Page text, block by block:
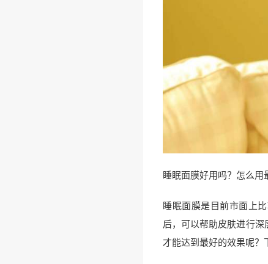
睡眠面膜好用吗？怎么用
睡眠面膜是目前市面上
后，可以帮助皮肤进行
才能达到最好的效果呢？